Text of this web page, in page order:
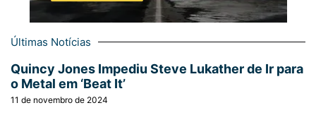
Últimas Notícias
Quincy Jones Impediu Steve Lukather de Ir para
o Metal em ‘Beat It’
11 de novembro de 2024